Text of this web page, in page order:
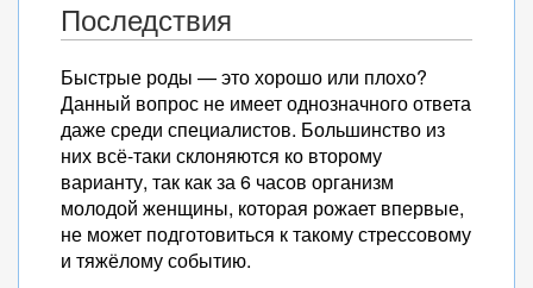
Последствия
Быстрые роды — это хорошо или плохо?
Данный вопрос не имеет однозначного ответа
даже среди специалистов. Большинство из
них всё-таки склоняются ко второму
варианту, так как за 6 часов организм
молодой женщины, которая рожает впервые,
не может подготовиться к такому стрессовому
и тяжёлому событию.